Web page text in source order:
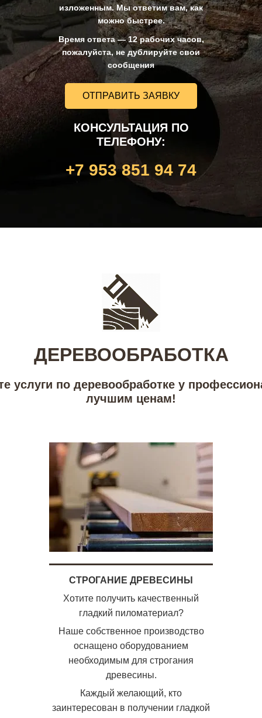
изложенным. Мы ответим вам, как
можно быстрее.
Время ответа — 12 рабочих часов,
пожалуйста, не дублируйте свои
сообщения
ОТПРАВИТЬ ЗАЯВКУ
КОНСУЛЬТАЦИЯ ПО
ТЕЛЕФОНУ:
+7 953 851 94 74
ДЕРЕВООБРАБОТКА
услуги по деревообработке у
лучшим ценам!
СТРОГАНИЕ ДРЕВЕСИНЫ
Хотите получить качественный
гладкий пиломатериал?
Наше собственное производство
оснащено оборудованием
необходимым для строгания
древесины.
Каждый желающий, кто
заинтересован в получении гладкой